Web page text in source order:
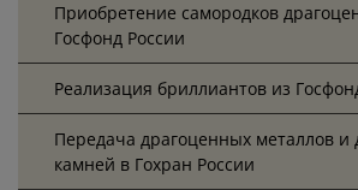
Приобретение самородков
Госфонд России
Реализация бриллиантов из
Передача драгоценных металлов и
камней в Гохран России